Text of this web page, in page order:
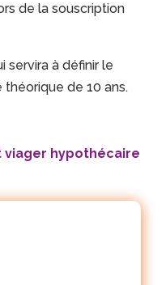
de la souscription
servira à définir le
théorique de 10 ans.
viager hypothécaire